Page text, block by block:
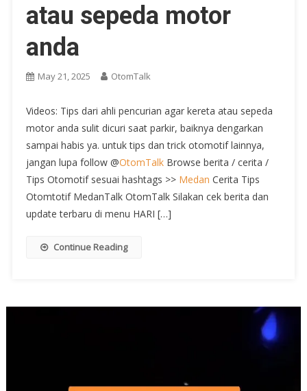
atau sepeda motor
anda
May 21, 2025 OtomTalk
Videos: Tips dari ahli pencurian agar kereta atau sepeda
motor anda sulit dicuri saat parkir, baiknya dengarkan
sampai habis ya. untuk tips dan trick otomotif lainnya,
jangan lupa follow @OtomTalkBrowse berita / cerita /
Tips Otomotif sesuai hashtags >> Medan Cerita Tips
Otomtotif MedanTalk OtomTalk Silakan cek berita dan
update terbaru di menu HARI […]
Continue Reading